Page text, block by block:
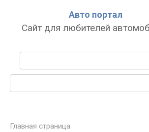
Авто портал
Сайт для любителей
Главная страница